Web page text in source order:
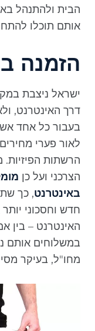
הבית ולהתנהל
אותם תוכלו
הזמנה
ישראל ניצבת
דרך האינטרנט,
בעבור כל אחד אשר
לאור פערי מחירים
הרשתות
הצרכני ועל כן
באינטרנט, כך
חדש וחסכוני
האינטרנט – בין
במשלוחים אותם
מחו"ל, בעיקר מסין